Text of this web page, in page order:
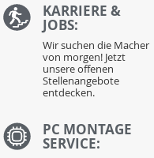
KARRIERE &
JOBS:
Wir suchen die Macher
von morgen! Jetzt
unsere offenen
Stellenangebote
entdecken.
PC MONTAGE
SERVICE: